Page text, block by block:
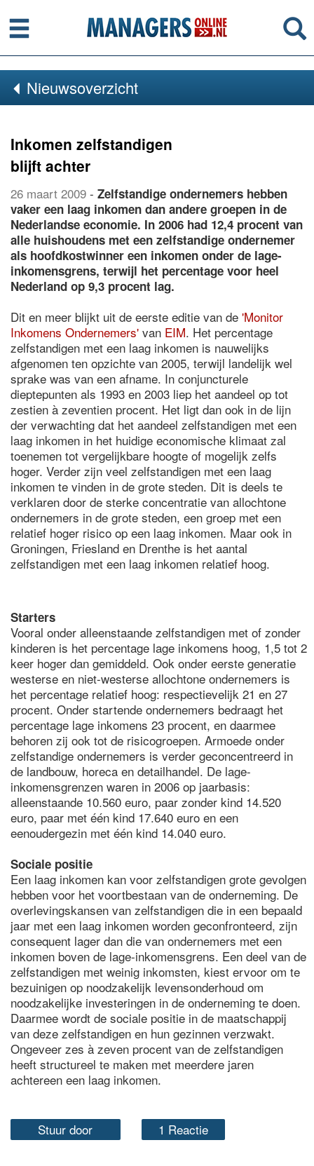
Menu
Nieuwsoverzicht
Inkomen zelfstandigen
blijft achter
26 maart 2009 - Zelfstandige ondernemers hebben
vaker een laag inkomen dan andere groepen in de
Nederlandse economie. In 2006 had 12,4 procent van
alle huishoudens met een zelfstandige ondernemer
als hoofdkostwinner een inkomen onder de lage-
inkomensgrens, terwijl het percentage voor heel
Nederland op 9,3 procent lag.
Dit en meer blijkt uit de eerste editie van de 'Monitor
Inkomens Ondernemers' van EIM. Het percentage
zelfstandigen met een laag inkomen is nauwelijks
afgenomen ten opzichte van 2005, terwijl landelijk wel
sprake was van een afname. In conjuncturele
dieptepunten als 1993 en 2003 liep het aandeel op tot
zestien à zeventien procent. Het ligt dan ook in de lijn
der verwachting dat het aandeel zelfstandigen met een
laag inkomen in het huidige economische klimaat zal
toenemen tot vergelijkbare hoogte of mogelijk zelfs
hoger. Verder zijn veel zelfstandigen met een laag
inkomen te vinden in de grote steden. Dit is deels te
verklaren door de sterke concentratie van allochtone
ondernemers in de grote steden, een groep met een
relatief hoger risico op een laag inkomen. Maar ook in
Groningen, Friesland en Drenthe is het aantal
zelfstandigen met een laag inkomen relatief hoog.
Starters
Vooral onder alleenstaande zelfstandigen met of zonder
kinderen is het percentage lage inkomens hoog, 1,5 tot 2
keer hoger dan gemiddeld. Ook onder eerste generatie
westerse en niet-westerse allochtone ondernemers is
het percentage relatief hoog: respectievelijk 21 en 27
procent. Onder startende ondernemers bedraagt het
percentage lage inkomens 23 procent, en daarmee
behoren zij ook tot de risicogroepen. Armoede onder
zelfstandige ondernemers is verder geconcentreerd in
de landbouw, horeca en detailhandel. De lage-
inkomensgrenzen waren in 2006 op jaarbasis:
alleenstaande 10.560 euro, paar zonder kind 14.520
euro, paar met één kind 17.640 euro en een
eenoudergezin met één kind 14.040 euro.
Sociale positie
Een laag inkomen kan voor zelfstandigen grote gevolgen
hebben voor het voortbestaan van de onderneming. De
overlevingskansen van zelfstandigen die in een bepaald
jaar met een laag inkomen worden geconfronteerd, zijn
consequent lager dan die van ondernemers met een
inkomen boven de lage-inkomensgrens. Een deel van de
zelfstandigen met weinig inkomsten, kiest ervoor om te
bezuinigen op noodzakelijk levensonderhoud om
noodzakelijke investeringen in de onderneming te doen.
Daarmee wordt de sociale positie in de maatschappij
van deze zelfstandigen en hun gezinnen verzwakt.
Ongeveer zes à zeven procent van de zelfstandigen
heeft structureel te maken met meerdere jaren
achtereen een laag inkomen.
Stuur door 1 Reactie